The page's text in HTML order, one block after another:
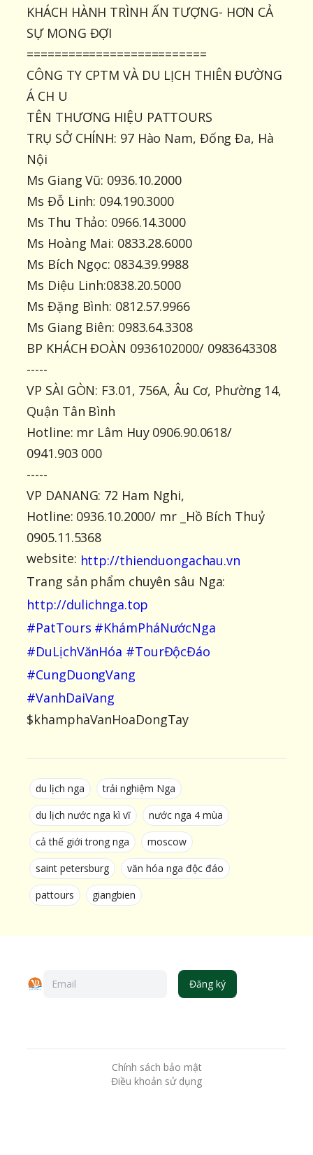
KHÁCH HÀNH TRÌNH ẤN TƯỢNG- HƠN CẢ
SỰ MONG ĐỢI
==========================
CÔNG TY CPTM VÀ DU LỊCH THIÊN ĐƯỜNG
Á CH U
TÊN THƯƠNG HIỆU PATTOURS
TRỤ SỞ CHÍNH: 97 Hào Nam, Đống Đa, Hà
Nội
Ms Giang Vũ: 0936.10.2000
Ms Đỗ Linh: 094.190.3000
Ms Thu Thảo: 0966.14.3000
Ms Hoàng Mai: 0833.28.6000
Ms Bích Ngọc: 0834.39.9988
Ms Diệu Linh:0838.20.5000
Ms Đặng Bình: 0812.57.9966
Ms Giang Biên: 0983.64.3308
BP KHÁCH ĐOÀN 0936102000/ 0983643308
-----
VP SÀI GÒN: F3.01, 756A, Âu Cơ, Phường 14,
Quận Tân Bình
Hotline: mr Lâm Huy 0906.90.0618/
0941.903 000
-----
VP DANANG: 72 Ham Nghi,
Hotline: 0936.10.2000/ mr _Hồ Bích Thuỷ
0905.11.5368
website: http://thienduongachau.vn
Trang sản phẩm chuyên sâu Nga:
http://dulichnga.top
#PatTours #KhámPháNướcNga
#DuLịchVănHóa #TourĐộcĐáo
#CungDuongVang
#VanhDaiVang
$khamphaVanHoaDongTay
du lịch nga
trải nghiệm Nga
du lịch nước nga kì vĩ
nước nga 4 mùa
cả thế giới trong nga
moscow
saint petersburg
văn hóa nga độc đáo
pattours
giangbien
Đăng ký
Chính sách bảo mật
Điều khoản sử dụng